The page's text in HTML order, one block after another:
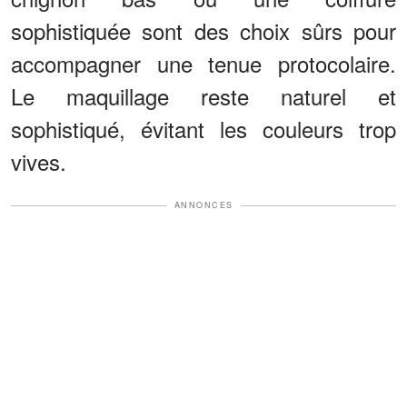
sophistiquée sont des choix sûrs pour
accompagner une tenue protocolaire.
Le maquillage reste naturel et
sophistiqué, évitant les couleurs trop
vives.
ANNONCES